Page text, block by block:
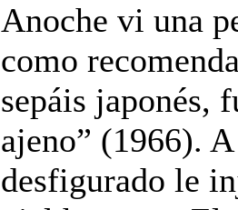
Anoche vi una
como
sepáis japonés,
ajeno” (1966).
desfigurado le